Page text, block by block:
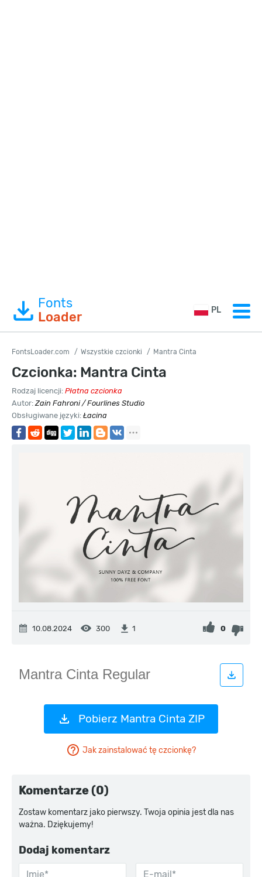
Fonts
Loader
PL
FontsLoader.com Wszystkie czcionki Mantra Cinta
Czcionka: Mantra Cinta
Rodzaj licencji: Płatna czcionka
Autor:Zain Fahroni / Fourlines Studio
Obsługiwane języki: Łacina
10.08.2024 300 1 0
Pobierz Mantra Cinta ZIP
Jak zainstalować tę czcionkę?
Komentarze (0)
Zostaw komentarz jako pierwszy. Twoja opinia jest dla nas
ważna. Dziękujemy!
Dodaj komentarz